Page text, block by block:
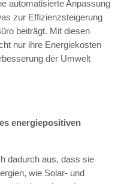
automatisierte Anpassung
zur Effizienzsteigerung
beiträgt. Mit diesen
nur ihre Energiekosten
der Umwelt
energiepositiven
dadurch aus, dass sie
wie Solar- und